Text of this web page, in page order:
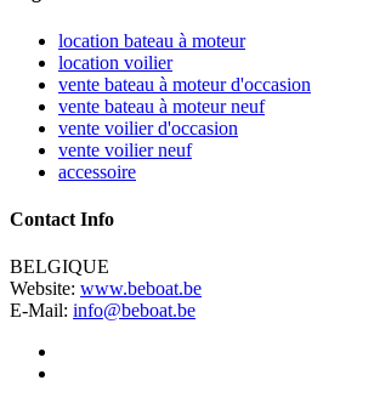
location bateau à moteur
location voilier
vente bateau à moteur d'occasion
vente bateau à moteur neuf
vente voilier d'occasion
vente voilier neuf
accessoire
Contact Info
BELGIQUE
Website: www.beboat.be
E-Mail: info@beboat.be